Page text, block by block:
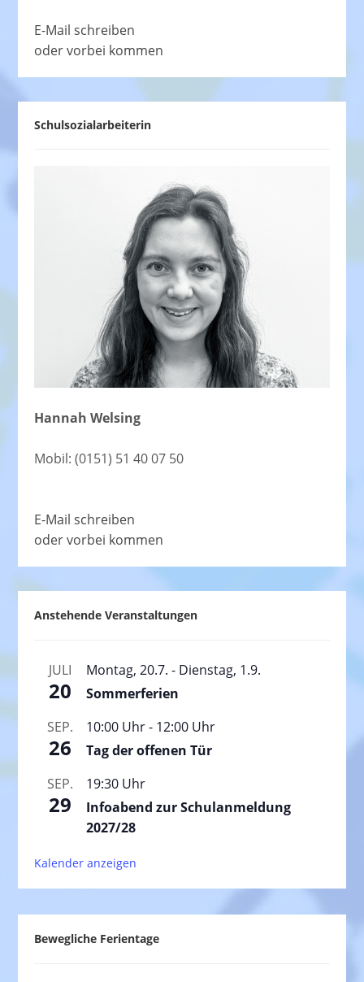
E-Mail schreiben
oder vorbei kommen
Schulsozialarbeiterin
Hannah Welsing
Mobil: (0151) 51 40 07 50
E-Mail schreiben
oder vorbei kommen
Anstehende Veranstaltungen
JULI
20
Montag, 20.7. - Dienstag, 1.9.
Sommerferien
SEP.
26
10:00 Uhr- 12:00 Uhr
Tag der offenen Tür
SEP.
29
19:30 Uhr
Infoabend zur Schulanmeldung
2027/28
Kalender anzeigen
Bewegliche Ferientage